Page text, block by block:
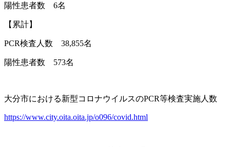
陽性患者数 6名
【累計】
PCR検査人数 38,855名
陽性患者数 573名
大分市における新型コロナウイルスのPCR等検査実施人数
https://www.city.oita.oita.jp/o096/covid.html